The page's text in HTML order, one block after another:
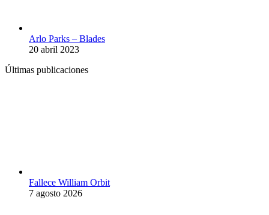
Arlo Parks – Blades
20 abril 2023
Últimas publicaciones
Fallece William Orbit
7 agosto 2026